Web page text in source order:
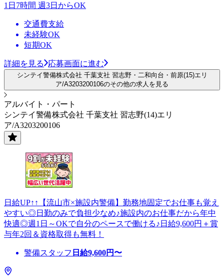
1日7時間 週3日からOK
交通費支給
未経験OK
短期OK
詳細を見る 応募画面に進む
シンテイ警備株式会社 千葉支社 習志野・二和向台・前原(15)エリ
ア/A3203200106のその他の求人を見る
アルバイト・パート
シンテイ警備株式会社 千葉支社 習志野(14)エリ
ア/A3203200106
日給UP↑↑【流山市×施設内警備】勤務地固定でお仕事も覚え
やすい◎日勤のみで負担少なめ♪施設内のお仕事だから年中
快適◎週1日～OKで自分のペースで働ける♪日給9,600円＋賞
与年2回＆資格取得も無料！
警備スタッフ 日給9,600円〜